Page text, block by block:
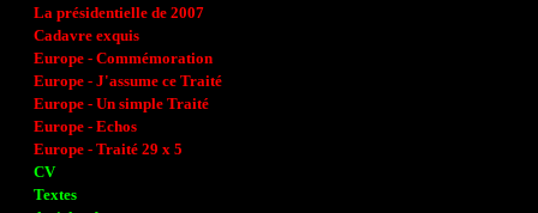
La présidentielle de 2007
Cadavre exquis
Europe - Commémoration
Europe - J'assume ce Traité
Europe - Un simple Traité
Europe - Echos
Europe - Traité 29 x 5
CV
Textes